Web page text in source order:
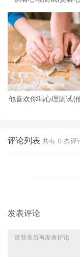
他喜欢你吗心理测试(
评论列表 共有 0 条评
发表评论